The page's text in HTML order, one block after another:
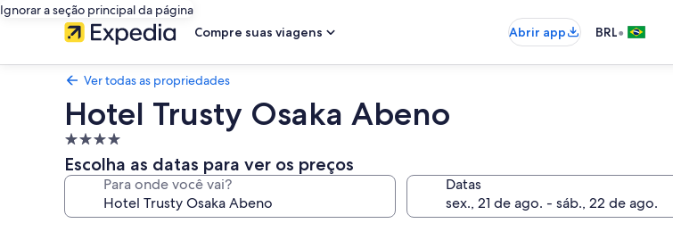
Ignorar a seção principal da página
Compre suas viagens
Abrir app BRL•
Ver todas as propriedades
Hotel Trusty Osaka Abeno
Propriedade
4.0
estrelas
Escolha as datas para ver os preços
Para onde você vai? Datas